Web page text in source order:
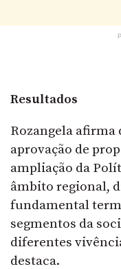
Resultados
Rozangela afirma
aprovação de
ampliação da
âmbito regional,
fundamental
segmentos da
diferentes
destaca.